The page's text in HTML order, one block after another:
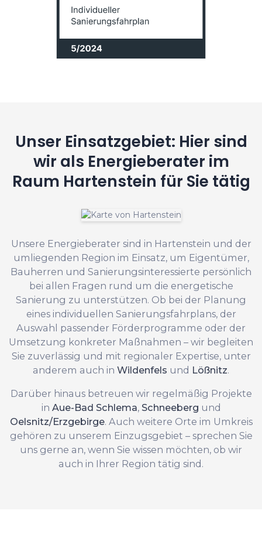
Unser Einsatzgebiet: Hier sind
wir als Energieberater im
Raum Hartenstein für Sie tätig
Unsere Energieberater sind in Hartenstein und der
umliegenden Region im Einsatz, um Eigentümer,
Bauherren und Sanierungsinteressierte persönlich
bei allen Fragen rund um die energetische
Sanierung zu unterstützen. Ob bei der Planung
eines individuellen Sanierungsfahrplans, der
Auswahl passender Förderprogramme oder der
Umsetzung konkreter Maßnahmen – wir begleiten
Sie zuverlässig und mit regionaler Expertise, unter
anderem auch in Wildenfels und Lößnitz.
Darüber hinaus betreuen wir regelmäßig Projekte
in Aue-Bad Schlema, Schneeberg und
Oelsnitz/Erzgebirge. Auch weitere Orte im Umkreis
gehören zu unserem Einzugsgebiet – sprechen Sie
uns gerne an, wenn Sie wissen möchten, ob wir
auch in Ihrer Region tätig sind.